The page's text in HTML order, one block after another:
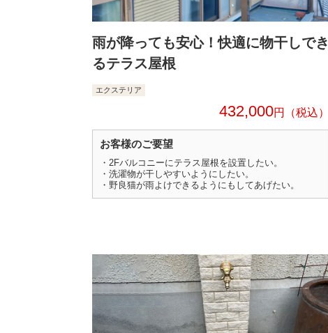
雨が降っても安心！快適に物干しでき
るテラス屋根
エクステリア
432,000円
お客様のご要望
・2Fバルコニーにテラス屋根を設置したい。
・洗濯物が干しやすいようにしたい。
・野良猫が雨よけできるようにもしてあげたい。